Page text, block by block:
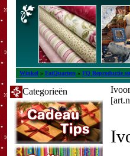
Winkel » FatQuarters » FQ Reproductie
Categorieën